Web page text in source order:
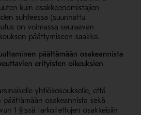
kuin osakkeenomistajien
suhteessa (suunnattu
on voimassa seuraavan
päättymiseen saakka.
päättämään osakeannista
erityisten oikeuksien
yhtiökokoukselle, että
päättämään osakeannista sekä
1 §:ssä tarkoitettujen osakkeisiin